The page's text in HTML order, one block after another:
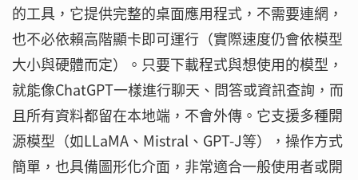
的工具，它提供完整的桌面應用程式，不需要連網，
也不必依賴高階顯卡即可運行（實際速度仍會依模型
大小與硬體而定）。只要下載程式與想使用的模型，
就能像ChatGPT一樣進行聊天、問答或資訊查詢，而
且所有資料都留在本地端，不會外傳。它支援多種開
源模型（如LLaMA、Mistral、GPT-J等），操作方式
簡單，也具備圖形化介面，非常適合一般使用者或開